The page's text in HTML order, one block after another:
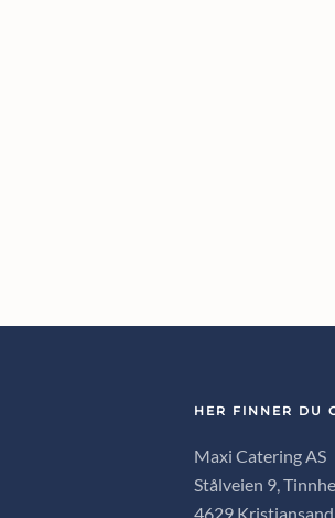
HER FINNER DU
Maxi Catering AS
Stålveien 9,
4629 Kristiansand